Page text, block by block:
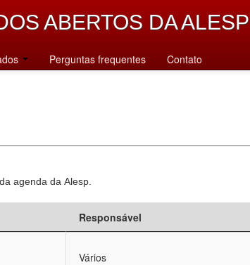
ABERTOS DA ALESP
Perguntas frequentes Contato
agenda da Alesp.
Responsável
Vários